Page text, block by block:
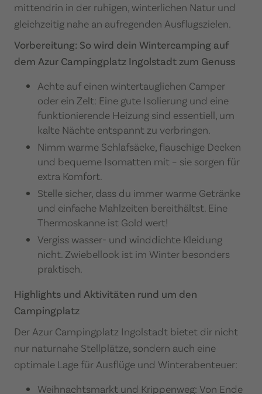
mittendrin in der ruhigen, winterlichen Natur und
gleichzeitig nahe an aufregenden Ausflugszielen.​
Vorbereitung: So wird dein Wintercamping auf
dem Azur Campingplatz Ingolstadt zum Genuss
Achte auf einen wintertauglichen Camper
oder ein Zelt: Eine gute Isolierung und eine
funktionierende Heizung sind essentiell, um
kalte Nächte entspannt zu verbringen.​
Nimm warme Schlafsäcke, flauschige Decken
und bequeme Isomatten mit – sie sorgen für
extra Komfort.
Stelle sicher, dass du immer warme Getränke
und einfache Mahlzeiten bereithältst. Eine
Thermoskanne ist Gold wert!
Vergiss wasser- und winddichte Kleidung
nicht. Zwiebellook ist im Winter besonders
praktisch.
Highlights und Aktivitäten rund um den
Campingplatz
Der Azur Campingplatz Ingolstadt bietet dir nicht
nur naturnahe Stellplätze, sondern auch eine
optimale Lage für Ausflüge und Winterabenteuer:
Weihnachtsmarkt und Krippenweg: Von Ende